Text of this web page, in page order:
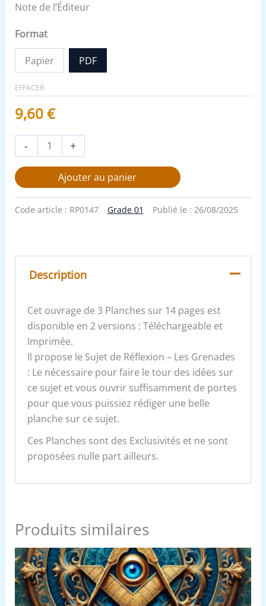
Note de l’Éditeur
Format
Papier PDF
EFFACER
9,60€
- +
Ajouter au panier
Code article : RP0147 Grade 01 Publié le : 26/08/2025
Description
Cet ouvrage de 3 Planches sur 14 pages est
disponible en 2 versions : Téléchargeable et
Imprimée.
Il propose le Sujet de Réflexion – Les Grenades
: Le nécessaire pour faire le tour des idées sur
ce sujet et vous ouvrir suffisamment de portes
pour que vous puissiez rédiger une belle
planche sur ce sujet.
Ces Planches sont des Exclusivités et ne sont
proposées nulle part ailleurs.
Produits similaires